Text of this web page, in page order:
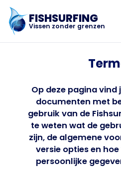
FISHSURFING
Vissen zonder grenzen
Dansk
English
Home
Blog
Over de app
Op deze pagina
documenten met
gebruik van de
te weten wat de
zijn, de algemene
versie opties en
persoonlijke